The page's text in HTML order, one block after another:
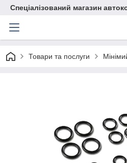
Спеціалізований магазин
Товари та послуги